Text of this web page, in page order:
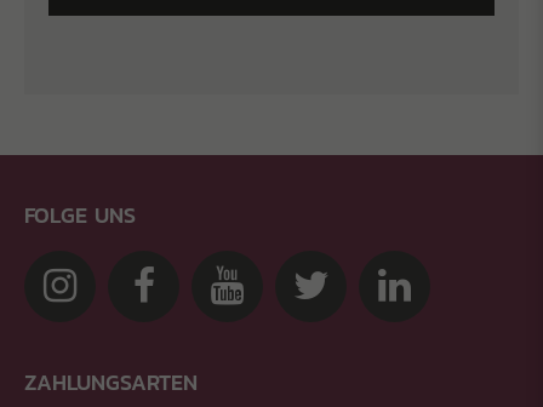
FOLGE UNS
ZAHLUNGSARTEN